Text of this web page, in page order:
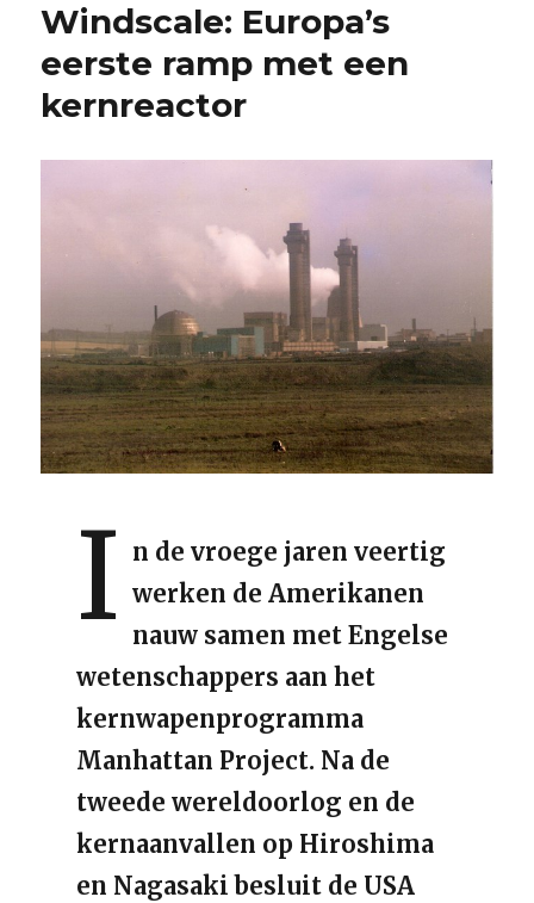
Windscale: Europa’s
eerste ramp met een
kernreactor
I n de vroege jaren veertig
werken de Amerikanen
nauw samen met Engelse
wetenschappers aan het
kernwapenprogramma
Manhattan Project. Na de
tweede wereldoorlog en de
kernaanvallen op Hiroshima
en Nagasaki besluit de USA